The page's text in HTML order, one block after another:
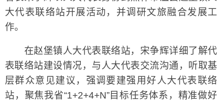
大代表联络站开展活动，并调研文旅融合发展工
作。
在赵堡镇人大代表联络站，宋争辉详细了解代
表联络站建设情况，与人大代表交流沟通，听取基
层群众意见建议，强调要建强用好人大代表联络
站，聚焦我省“1+2+4+N”目标任务体系，精准做好